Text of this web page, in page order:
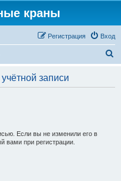
краны
Вход
Регистрация
записи
Если вы не изменили его в
вами при регистрации.